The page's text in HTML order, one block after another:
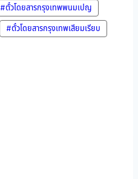
#ตั๋วโดยสารกรุงเทพพนมเปญ
#ตั๋วโดยสารกรุงเทพเสียมเรียบ